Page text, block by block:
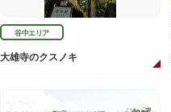
谷中エリア
大雄寺のクスノキ